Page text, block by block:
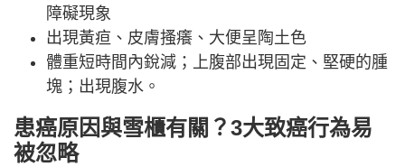
障礙現象
出現黃疸、皮膚搔癢、大便呈陶土色
體重短時間內銳減；上腹部出現固定、堅硬的腫
塊；出現腹水。
患癌原因與雪櫃有關？3大致癌行為易
被忽略